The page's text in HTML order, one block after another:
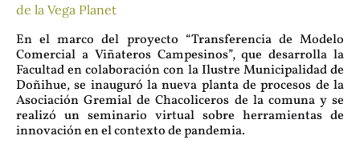
de la Vega Planet
En el marco del proyecto “Transferencia de Modelo
Comercial a Viñateros Campesinos”, que desarrolla la
Facultad en colaboración con la Ilustre Municipalidad de
Doñihue, se inauguró la nueva planta de procesos de la
Asociación Gremial de Chacoliceros de la comuna y se
realizó un seminario virtual sobre herramientas de
innovación en el contexto de pandemia.